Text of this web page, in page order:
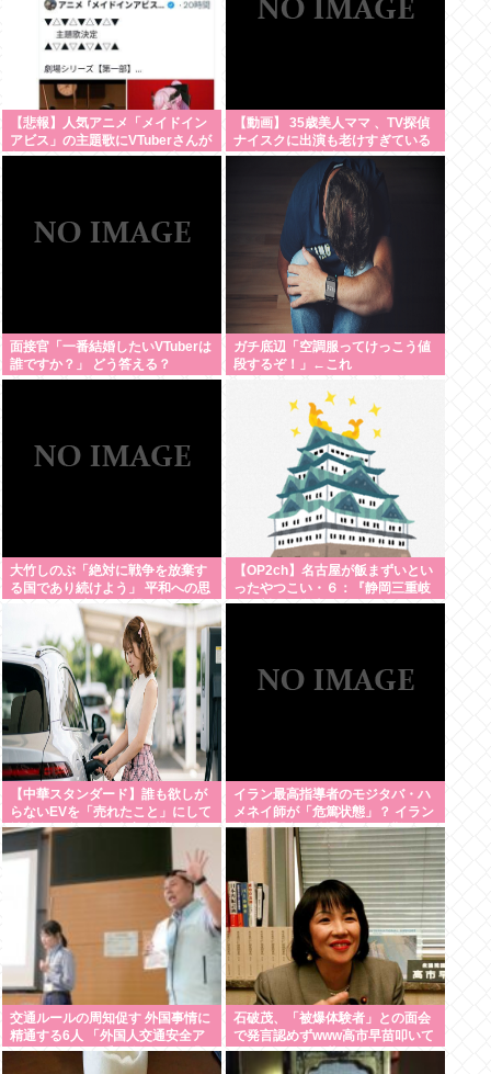
【悲報】人気アニメ「メイドイン
アビス」の主題歌にVTuberさんが
起用されてまたまたまた炎上、も
【動画】 35歳美人ママ 、TV探偵
ナイスクに出演も老けすぎている
48歳だろと誹謗中傷
面接官「一番結婚したいVTuberは
誰ですか？」 どう答える？
ガチ底辺「空調服ってけっこう値
段するぞ！」←これ
大竹しのぶ「絶対に戦争を放棄す
る国であり続けよう」 平和への思
いをつづる 広島に原爆が投下され
てから81年 #芸能 | 沖縄は中国領
土と主張されたら
【OP2ch】名古屋が飯まずいとい
ったやつこい・６：『静岡三重岐
阜の料理は名古屋飯みたいなもん
【中華スタンダード】誰も欲しが
らないEVを「売れたこと」にして
補助金を騙し取る事案が横行
イラン最高指導者のモジタバ・ハ
メネイ師が「危篤状態」？ イラン
大統領「意思疎通はかなり難し
い」
交通ルールの周知促す 外国事情に
精通する6人 「外国人交通安全ア
ドバイザー」に委嘱 埼玉県警 「1
件でも悲惨な事故を減らす」
石破茂、「被爆体験者」との面会
で発言認めずwww高市早苗叩いて
たケンモメンは革肉なもんだねえ